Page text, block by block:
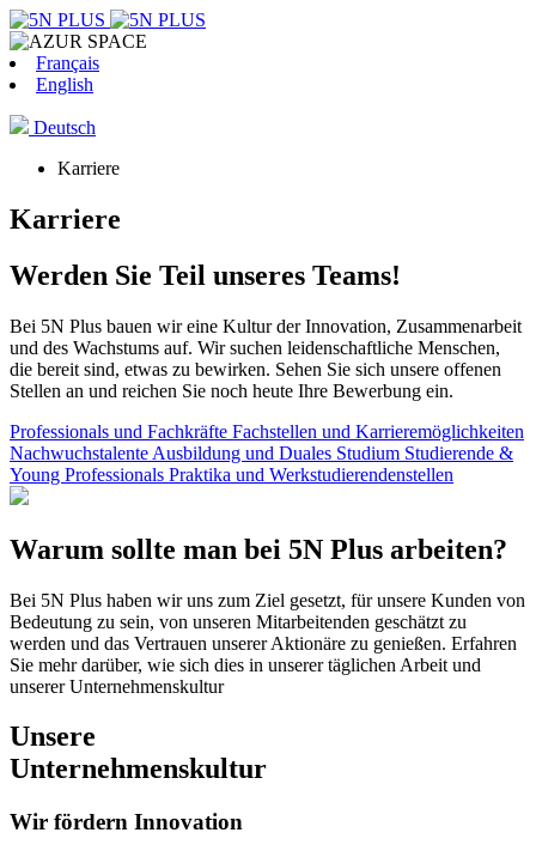
Français
English
Deutsch
Karriere
Karriere
Werden Sie Teil unseres Teams!
Bei 5N Plus bauen wir eine Kultur der Innovation, Zusammenarbeit
und des Wachstums auf. Wir suchen leidenschaftliche Menschen,
die bereit sind, etwas zu bewirken. Sehen Sie sich unsere offenen
Stellen an und reichen Sie noch heute Ihre Bewerbung ein.
Professionals und Fachkräfte Fachstellen und Karrieremöglichkeiten
Nachwuchstalente Ausbildung und Duales Studium Studierende &
Young Professionals Praktika und Werkstudierendenstellen
Warum sollte man bei 5N Plus arbeiten?
Bei 5N Plus haben wir uns zum Ziel gesetzt, für unsere Kunden von
Bedeutung zu sein, von unseren Mitarbeitenden geschätzt zu
werden und das Vertrauen unserer Aktionäre zu genießen. Erfahren
Sie mehr darüber, wie sich dies in unserer täglichen Arbeit und
unserer Unternehmenskultur
Unsere
Unternehmenskultur
Wir fördern Innovation